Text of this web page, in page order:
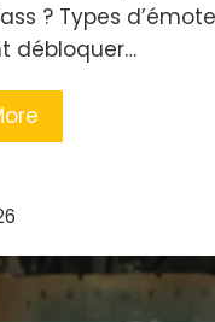
? Types
débloquer…